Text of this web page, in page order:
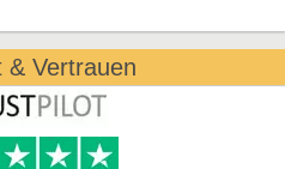
& Vertrauen